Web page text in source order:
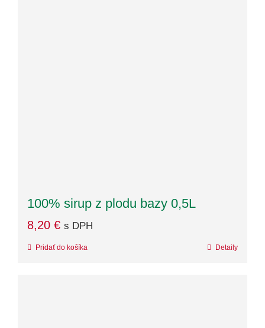
100% sirup z plodu bazy 0,5L
8,20 € s DPH
Pridať do košíka Detaily